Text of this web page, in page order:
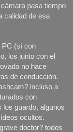
pasa tiempo
calidad de esa
PC (sí con
los junto con el
no hace
de conducción.
incluso a
con
guardo, algunos
ocultos.
doctor? todos